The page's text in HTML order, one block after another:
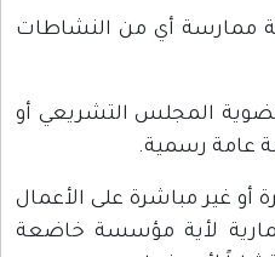
ممارسة أي من النشاطات
المجلس التشريعي أو
عامة رسمية.
أو غير مباشرة على الأعمال
لأية مؤسسة خاضعة